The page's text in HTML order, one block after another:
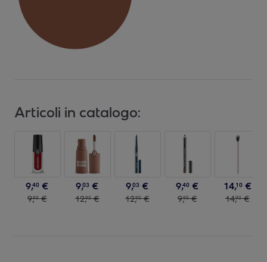
Articoli in catalogo:
9,40 €
9,90 €
9,03 €
12,90 €
9,03 €
12,90 €
9,40 €
9,90 €
14,10 €
14,90 €